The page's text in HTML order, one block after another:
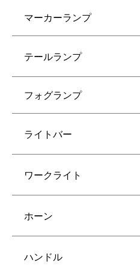
マーカーランプ
テールランプ
フォグランプ
ライトバー
ワークライト
ホーン
ハンドル